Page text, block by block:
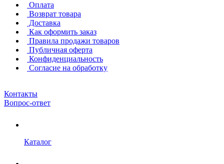
Оплата
Возврат товара
Доставка
Как оформить заказ
Правила продажи товаров
Публичная оферта
Конфиденциальность
Согласие на обработку
Контакты
Вопрос-ответ
Каталог